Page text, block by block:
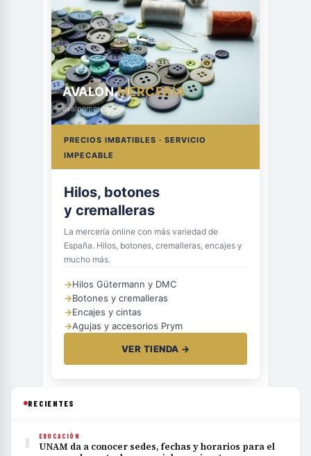
AVALONMERCERÍA
avalonmerceria.es
PRECIOS IMBATIBLES · SERVICIO
IMPECABLE
Hilos, botones
y cremalleras
La mercería online con más variedad de
España. Hilos, botones, cremalleras, encajes y
mucho más.
→Hilos Gütermann y DMC
→Botones y cremalleras
→Encajes y cintas
→Agujas y accesorios Prym
VER TIENDA →
RECIENTES
1 EDUCACIÓN
UNAM da a conocer sedes, fechas y horarios para el